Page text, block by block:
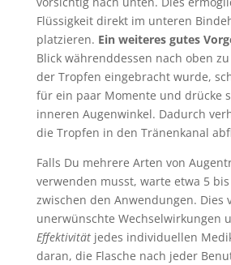
Flüssigkeit direkt im unteren
platzieren. Ein weiteres gutes
Blick währenddessen nach oben
der Tropfen eingebracht wurde,
für ein paar Momente und drücke
inneren Augenwinkel. Dadurch
die Tropfen in den Tränenkanal
Falls Du mehrere Arten von
verwenden musst, warte etwa 5
zwischen den Anwendungen. Dies
unerwünschte Wechselwirkungen
Effektivitätjedes individuellen
daran, die Flasche nach jeder